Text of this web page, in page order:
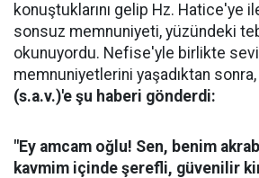
konuştuklarını gelip Hz. Hatice'ye
sonsuz memnuniyeti, yüzündeki
okunuyordu. Nefise'yle birlikte
memnuniyetlerini yaşadıktan sonra,
(s.a.v.)'e şu haberi gönderdi:
"Ey amcam oğlu! Sen, benim
kavmim içinde şerefli, güvenilir